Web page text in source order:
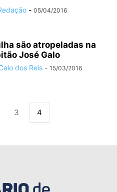
- 05/04/2016
são atropeladas na
José Galo
dos Reis - 15/03/2016
3 4